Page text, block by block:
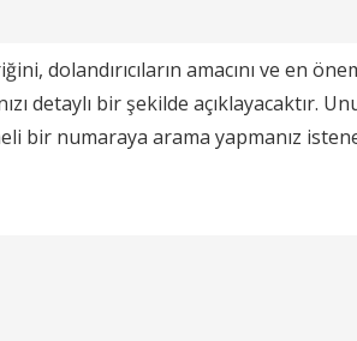
dolandırıcıların amacını ve en
detaylı bir şekilde açıklayacaktır.
bir numaraya arama yapmanız